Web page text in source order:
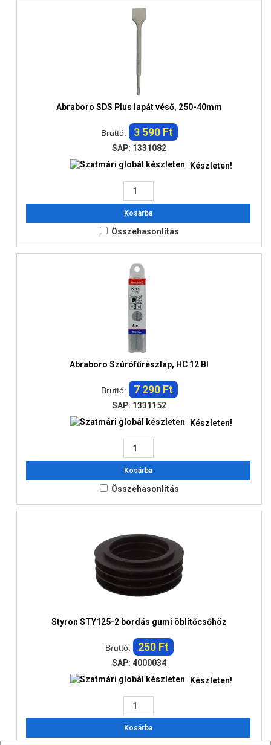
Abraboro SDS Plus lapát véső, 250-40mm
Bruttó: 3 590 Ft
SAP: 1331082
Készleten!
Kosárba
Összehasonlítás
Abraboro Szúrófűrészlap, HC 12 BI
Bruttó: 7 290 Ft
SAP: 1331152
Készleten!
Kosárba
Összehasonlítás
Styron STY125-2 bordás gumi öblítőcsőhöz
Bruttó: 250 Ft
SAP: 4000034
Készleten!
Kosárba